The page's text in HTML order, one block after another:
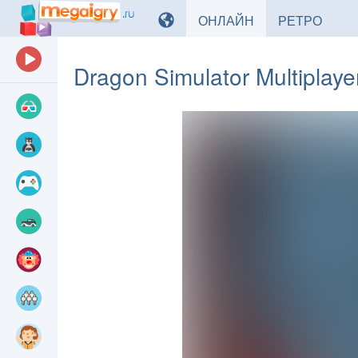
ОНЛАЙН ИГРЫРЕТРОИГРЫ
Dragon Simulator